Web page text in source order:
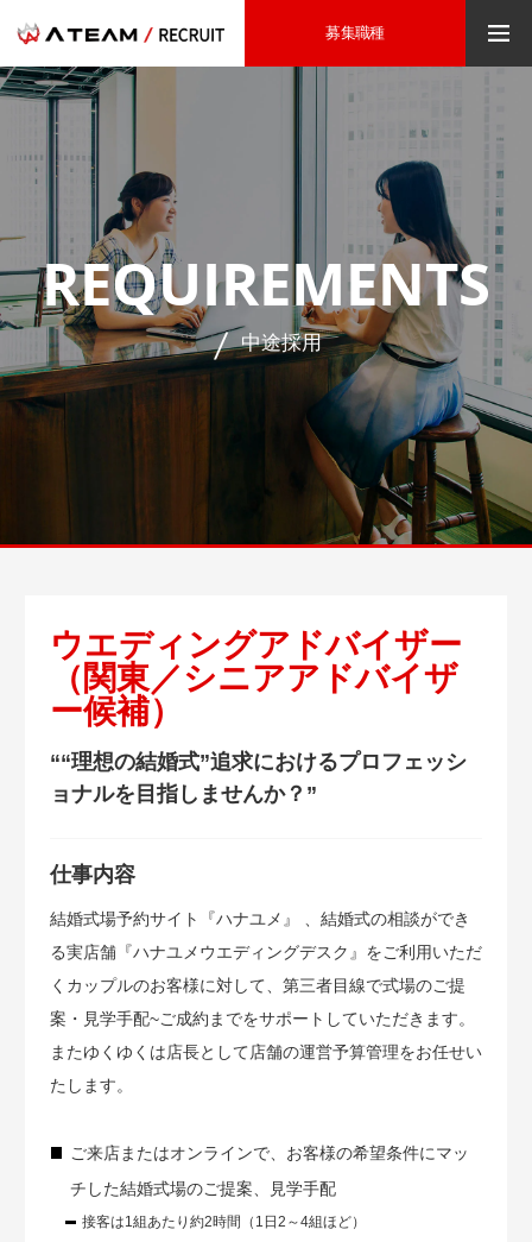
募集職種
REQUIREMENTS
中途採用
ウエディングアドバイザー
（関東／シニアアドバイザ
ー候補）
““理想の結婚式”追求におけるプロフェッシ
ョナルを目指しませんか？”
仕事内容
結婚式場予約サイト『ハナユメ』 、結婚式の相談ができ
る実店舗『ハナユメウエディングデスク』をご利用いただ
くカップルのお客様に対して、第三者目線で式場のご提
案・見学手配~ご成約までをサポートしていただきます。
またゆくゆくは店長として店舗の運営予算管理をお任せい
たします。
ご来店またはオンラインで、お客様の希望条件にマッ
チした結婚式場のご提案、見学手配
接客は1組あたり約2時間（1日2～4組ほど）